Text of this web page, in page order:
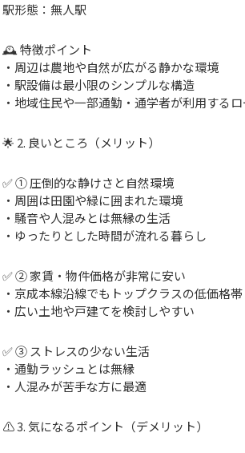
駅形態：無人駅
🕰 特徴ポイント
・周辺は農地や自然が広がる静かな環境
・駅設備は最小限のシンプルな構造
・地域住民や一部通勤・通学者が利用する
🌟 2. 良いところ（メリット）
✅ ① 圧倒的な静けさと自然環境
・周囲は田園や緑に囲まれた環境
・騒音や人混みとは無縁の生活
・ゆったりとした時間が流れる暮らし
✅ ② 家賃・物件価格が非常に安い
・京成本線沿線でもトップクラスの低価格帯
・広い土地や戸建てを検討しやすい
✅ ③ ストレスの少ない生活
・通勤ラッシュとは無縁
・人混みが苦手な方に最適
⚠️ 3. 気になるポイント（デメリット）